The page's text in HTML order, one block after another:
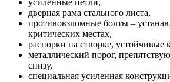
усиленные петли,
дверная рама стального листа,
противовзломные болты –
критических местах,
распорки на створке, устойчивые
металлический порог,
снизу,
специальная усиленная